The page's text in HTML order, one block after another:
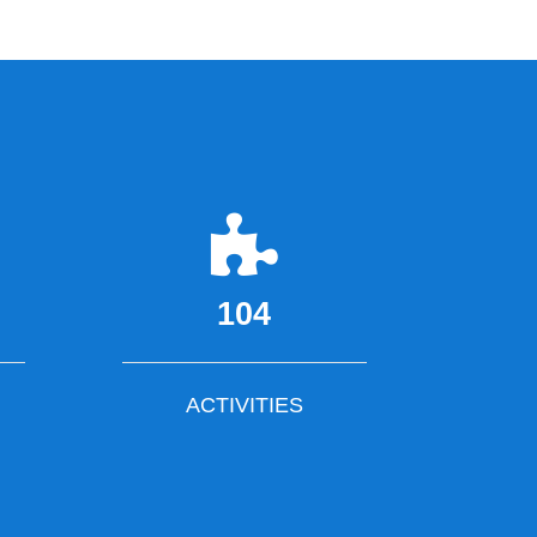
104
ACTIVITIES